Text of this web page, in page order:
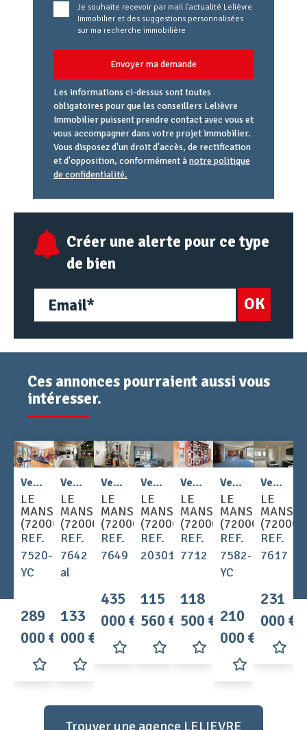
Je souhaite recevoir par mail l'actualité Lelièvre
Immobilier et des suggestions personnalisées
sur ma recherche immobilière
Envoyer ma demande
Les informations ci-dessus sont toutes
obligatoires pour que les conseillers Lelièvre
Immobilier puissent prendre contact avec vous et
vous accompagner dans votre projet immobilier.
Vous disposez d'un droit d'accès, de rectification
et d'opposition, conformément ànotre politique
de confidentialité.
email
URL
Créer une alerte pour ce type
de bien
OK
Ces annonces pourraient aussi vous
intéresser.
Vente - Appartement 5 pièces 127 m
LE
MANS
(72000)
REF.
7520-
YC
289
000 €
Vente - Appartement 3 pièces 67 m
LE
MANS
(72000)
REF.
7642
al
133
000 €
Vente - Appartement 6 pièces 220 m
LE
MANS
(72000)
REF.
7649
435
000 €
Vente - Appartement 2 pièces 42 m
LE
MANS
(72000)
REF.
20301
115
560 €
Vente - Appartement 5 pièces 85 m
LE
MANS
(72000)
REF.
7712
118
500 €
Vente - Appartement 5 pièces 136 m
LE
MANS
(72000)
REF.
7582-
YC
210
000 €
Vente - Appartement 6 pièces 110 m
LE
MANS
(72000)
REF.
7617
231
000 €
Trouver une agence LELIEVRE